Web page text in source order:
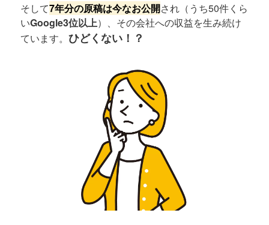
そして7年分の原稿は今なお公開され（うち50件くら
いGoogle3位以上）、その会社への収益を生み続け
ています。ひどくない！？